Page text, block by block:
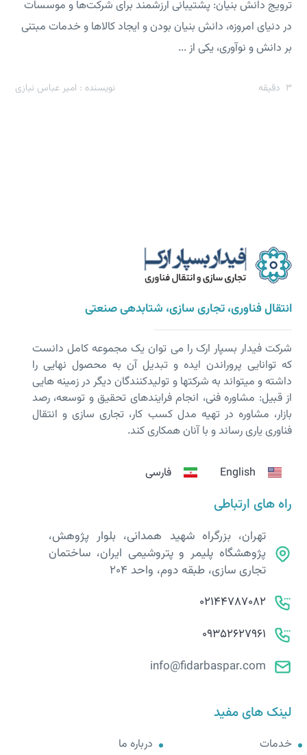
ترویج دانش بنیان: پشتیبانی ارزشمند برای شرکت‌ها و موسسات
در دنیای امروزه، دانش بنیان بودن و ایجاد کالاها و خدمات مبتنی
بر دانش و نوآوری، یکی از ...
3 دقیقه نویسنده : امیر عباس نیازی
انتقال فناوری، تجاری سازی، شتابدهی صنعتی
شرکت فیدار بسپار ارک را می توان یک مجموعه کامل دانست
که توانایی پروراندن ایده و تبدیل آن به محصول نهایی را
داشته و می­تواند به شرکت­ها و تولیدکنندگان دیگر در زمینه هایی
از قبیل: مشاوره فنی، انجام فرایندهای تحقیق و توسعه، رصد
بازار، مشاوره در تهیه مدل کسب کار، تجاری سازی و انتقال
فناوری یاری رساند و با آنان همکاری کند.
English فارسی
راه های ارتباطی
تهران، بزرگراه شهید همدانی، بلوار پژوهش،
پژوهشگاه پلیمر و پتروشیمی ایران، ساختمان
تجاری سازی، طبقه دوم، واحد 204
02144787082
09352627961
info@fidarbaspar.com
لینک های مفید
خدمات درباره ما